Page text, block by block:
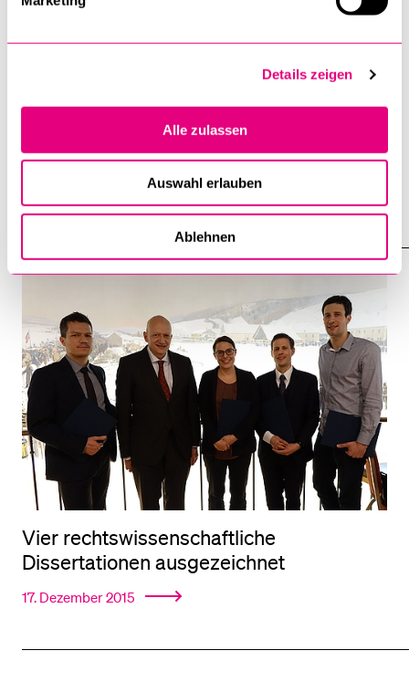
Details zeigen
Alle zulassen
Auswahl erlauben
Ablehnen
Hommage für Peter Gauch
Vier rechtswissenschaftliche
Dissertationen ausgezeichnet
17. Dezember 2015